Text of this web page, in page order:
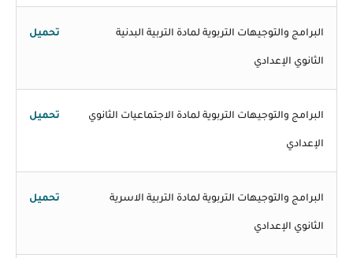
البرامج والتوجيهات التربوية لمادة التربية البدنية
الثانوي الإعدادي
تحميل
البرامج والتوجيهات التربوية لمادة الاجتماعيات الثانوي
الإعدادي
تحميل
البرامج والتوجيهات التربوية لمادة التربية الاسرية
الثانوي الإعدادي
تحميل